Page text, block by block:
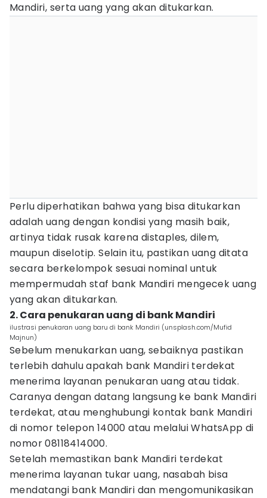
Mandiri, serta uang yang akan ditukarkan.
Perlu diperhatikan bahwa yang bisa ditukarkan
adalah uang dengan kondisi yang masih baik,
artinya tidak rusak karena distaples, dilem,
maupun diselotip. Selain itu, pastikan uang ditata
secara berkelompok sesuai nominal untuk
mempermudah staf bank Mandiri mengecek uang
yang akan ditukarkan.
2. Cara penukaran uang di bank Mandiri
ilustrasi penukaran uang baru di bank Mandiri (unsplash.com/Mufid
Majnun)
Sebelum menukarkan uang, sebaiknya pastikan
terlebih dahulu apakah bank Mandiri terdekat
menerima layanan penukaran uang atau tidak.
Caranya dengan datang langsung ke bank Mandiri
terdekat, atau menghubungi kontak bank Mandiri
di nomor telepon 14000 atau melalui WhatsApp di
nomor 08118414000.
Setelah memastikan bank Mandiri terdekat
menerima layanan tukar uang, nasabah bisa
mendatangi bank Mandiri dan mengomunikasikan